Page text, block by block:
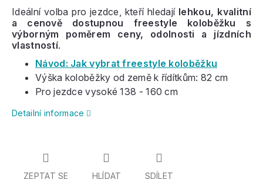
Ideální volba pro jezdce, kteří hledají lehkou, kvalitní
a cenově dostupnou freestyle koloběžku s
výborným poměrem ceny, odolnosti a jízdních
vlastností.
Návod: Jak vybrat freestyle koloběžku
Výška koloběžky od země k řídítkům: 82 cm
Pro jezdce vysoké 138 - 160 cm
Detailní informace
ZEPTAT SE HLÍDAT SDÍLET